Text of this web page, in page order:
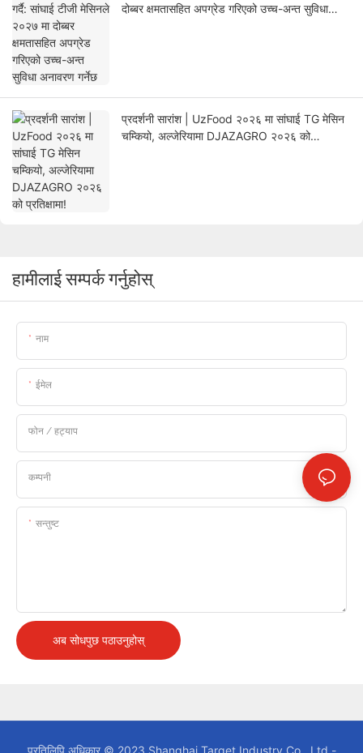
दोब्बर क्षमतासहित अपग्रेड गरिएको उच्च-अन्त सुविधा
प्रदर्शनी सारांश | UzFood २०२६ मा सांघाई TG मेसिन
चम्कियो, अल्जेरियामा DJAZAGRO २०२६ को
हामीलाई सम्पर्क गर्नुहोस्
नाम
ईमेल
फोन / हट्याप
कम्पनी
सन्तुष्ट
अब सोधपुछ पठाउनुहोस्
प्रतिलिपि अधिकार © 2023 Shanghai Target Industry Co., Ltd.-